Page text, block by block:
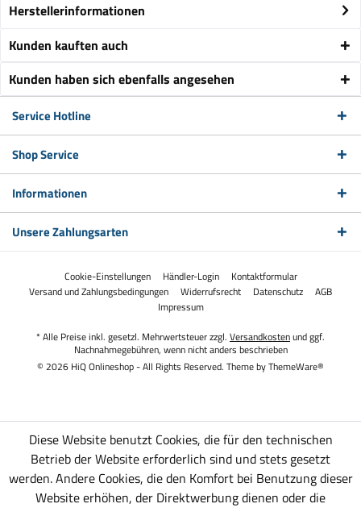
Herstellerinformationen
Kunden kauften auch
Kunden haben sich ebenfalls angesehen
Service Hotline
Shop Service
Informationen
Unsere Zahlungsarten
Cookie-Einstellungen Händler-Login
Kontaktformular
Versand und Zahlungsbedingungen
Widerrufsrecht Datenschutz
AGB
Impressum
* Alle Preise inkl. gesetzl. Mehrwertsteuer zzgl. Versandkostenund ggf.
Nachnahmegebühren, wenn nicht anders beschrieben
© 2026 HiQ Onlineshop - All Rights Reserved. Theme byThemeWare®
Diese Website benutzt Cookies, die für den technischen
Betrieb der Website erforderlich sind und stets gesetzt
werden. Andere Cookies, die den Komfort bei Benutzung dieser
Website erhöhen, der Direktwerbung dienen oder die